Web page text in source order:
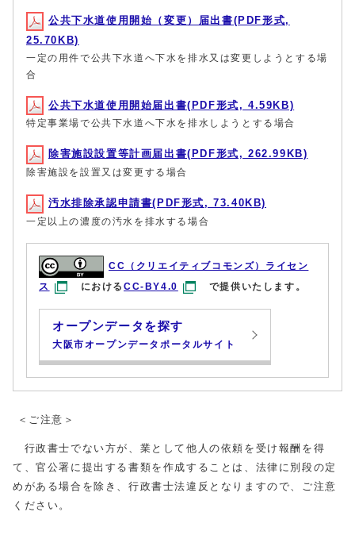
公共下水道使用開始（変更）届出書(PDF形式,
25.70KB)
一定の用件で公共下水道へ下水を排水又は変更しようとする場
合
公共下水道使用開始届出書(PDF形式, 4.59KB)
特定事業場で公共下水道へ下水を排水しようとする場合
除害施設設置等計画届出書(PDF形式, 262.99KB)
除害施設を設置又は変更する場合
汚水排除承認申請書(PDF形式, 73.40KB)
一定以上の濃度の汚水を排水する場合
CC（クリエイティブコモンズ）ライセン
ス
におけるCC-BY4.0 で提供いたします。
オープンデータを探す
大阪市オープンデータポータルサイト
＜ご注意＞
行政書士でない方が、業として他人の依頼を受け報酬を得
て、官公署に提出する書類を作成することは、法律に別段の定
めがある場合を除き、行政書士法違反となりますので、ご注意
ください。